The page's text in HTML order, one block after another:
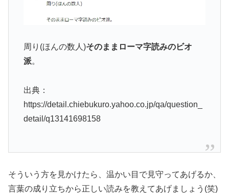
周り(ほんの数人)そのままローマ字読みのビオ
派。
出典：
https://detail.chiebukuro.yahoo.co.jp/qa/question_
detail/q13141698158
そういう方を見かけたら、温かい目で見守ってあげるか、
言葉の成り立ちから正しい読みを教えてあげましょう(笑)